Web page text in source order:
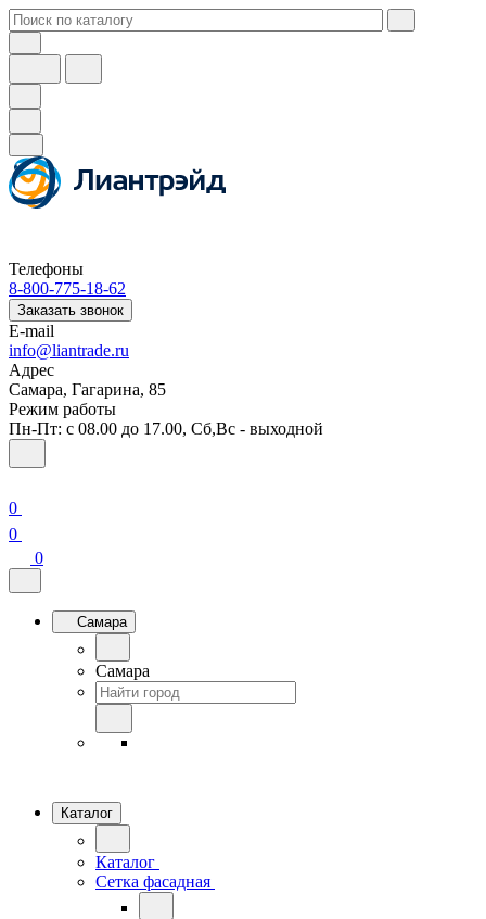
Телефоны
8-800-775-18-62
Заказать звонок
E-mail
info@liantrade.ru
Адрес
Самара, Гагарина, 85
Режим работы
Пн-Пт: c 08.00 до 17.00, Cб,Вс - выходной
0
0
0
Самара
Самара
Каталог
Каталог
Сетка фасадная